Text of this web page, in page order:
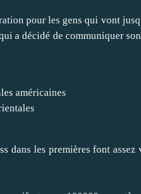
pour les gens qui vont
a décidé de communiquer
américaines
dans les premières font